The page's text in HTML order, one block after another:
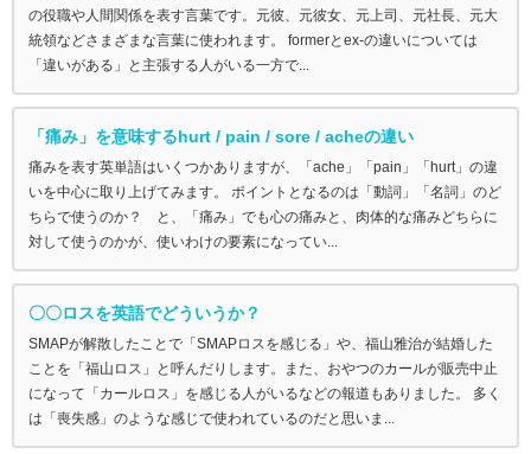
の役職や人間関係を表す言葉です。元彼、元彼女、元上司、元社長、元大
統領などさまざまな言葉に使われます。 formerとex-の違いについては
「違いがある」と主張する人がいる一方で...
「痛み」を意味するhurt / pain / sore / acheの違い
痛みを表す英単語はいくつかありますが、「ache」「pain」「hurt」の違
いを中心に取り上げてみます。 ポイントとなるのは「動詞」「名詞」のど
ちらで使うのか？ と、「痛み」でも心の痛みと、肉体的な痛みどちらに
対して使うのかが、使いわけの要素になってい...
〇〇ロスを英語でどういうか？
SMAPが解散したことで「SMAPロスを感じる」や、福山雅治が結婚した
ことを「福山ロス」と呼んだりします。また、おやつのカールが販売中止
になって「カールロス」を感じる人がいるなどの報道もありました。 多く
は「喪失感」のような感じで使われているのだと思いま...